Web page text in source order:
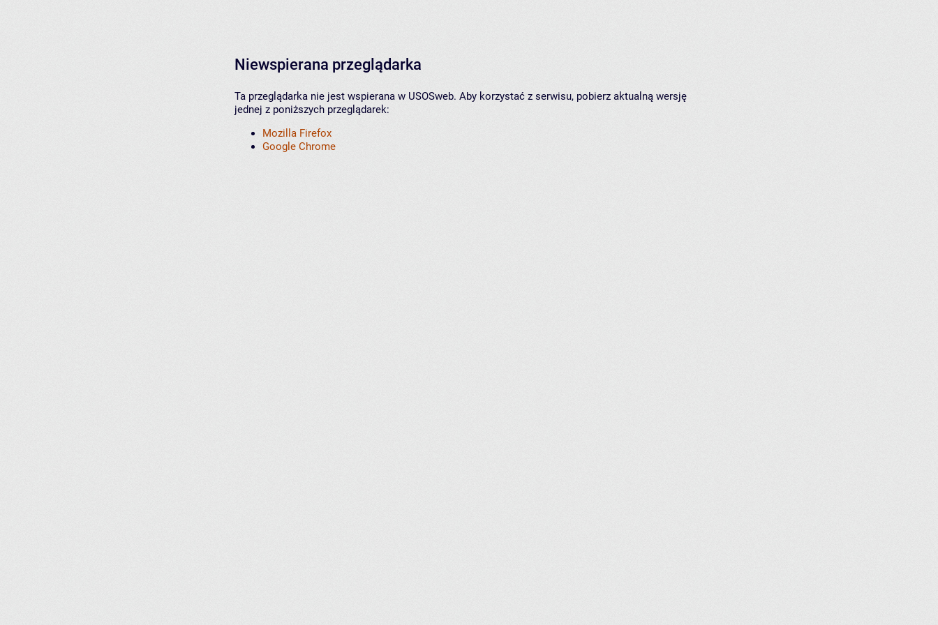
Niewspierana przeglądarka
Ta przeglądarka nie jest wspierana w USOSweb. Aby korzystać z serwisu, pobierz aktualną wersję
jednej z poniższych przeglądarek:
Mozilla Firefox
Google Chrome